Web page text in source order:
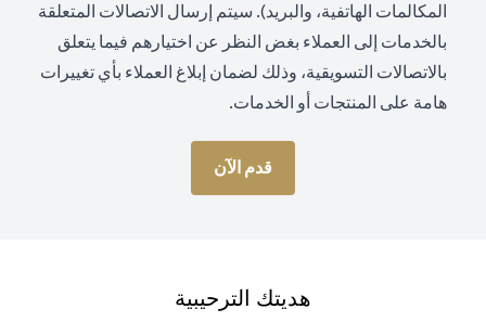
المكالمات الهاتفية، والبريد). سيتم إرسال الاتصالات المتعلقة
بالخدمات إلى العملاء بغض النظر عن اختيارهم فيما يتعلق
بالاتصالات التسويقية، وذلك لضمان إبلاغ العملاء بأي تغييرات
هامة على المنتجات أو الخدمات.
قدم الآن
هديتك الترحيبية